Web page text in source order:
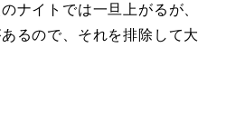
ナイトでは一旦上がるが、
るので、それを排除して大